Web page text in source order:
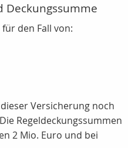
Deckungssumme
den Fall von:
Versicherung noch
Regeldeckungssummen
2 Mio. Euro und bei